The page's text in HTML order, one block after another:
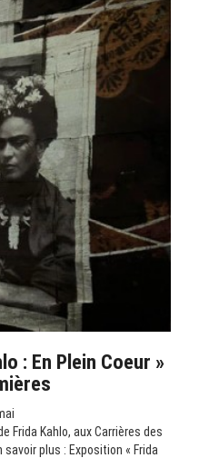
: En Plein Coeur »
Frida Kahlo, aux Carrières des
savoir plus : Exposition « Frida